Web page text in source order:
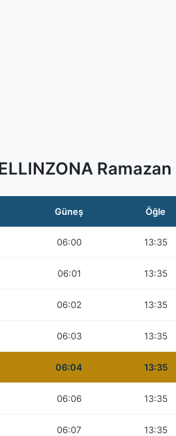
Güneş Öğle
06:00 13:35
06:01 13:35
06:02 13:35
06:03 13:35
06:04 13:35
06:06 13:35
06:07 13:35